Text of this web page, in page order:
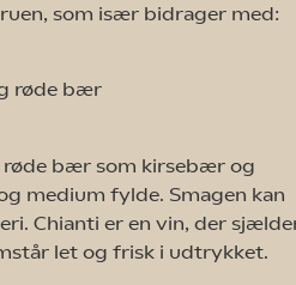
som især bidrager med:
røde bær
røde bær som kirsebær og
medium fylde. Smagen kan
Chianti er en vin, der
let og frisk i udtrykket.